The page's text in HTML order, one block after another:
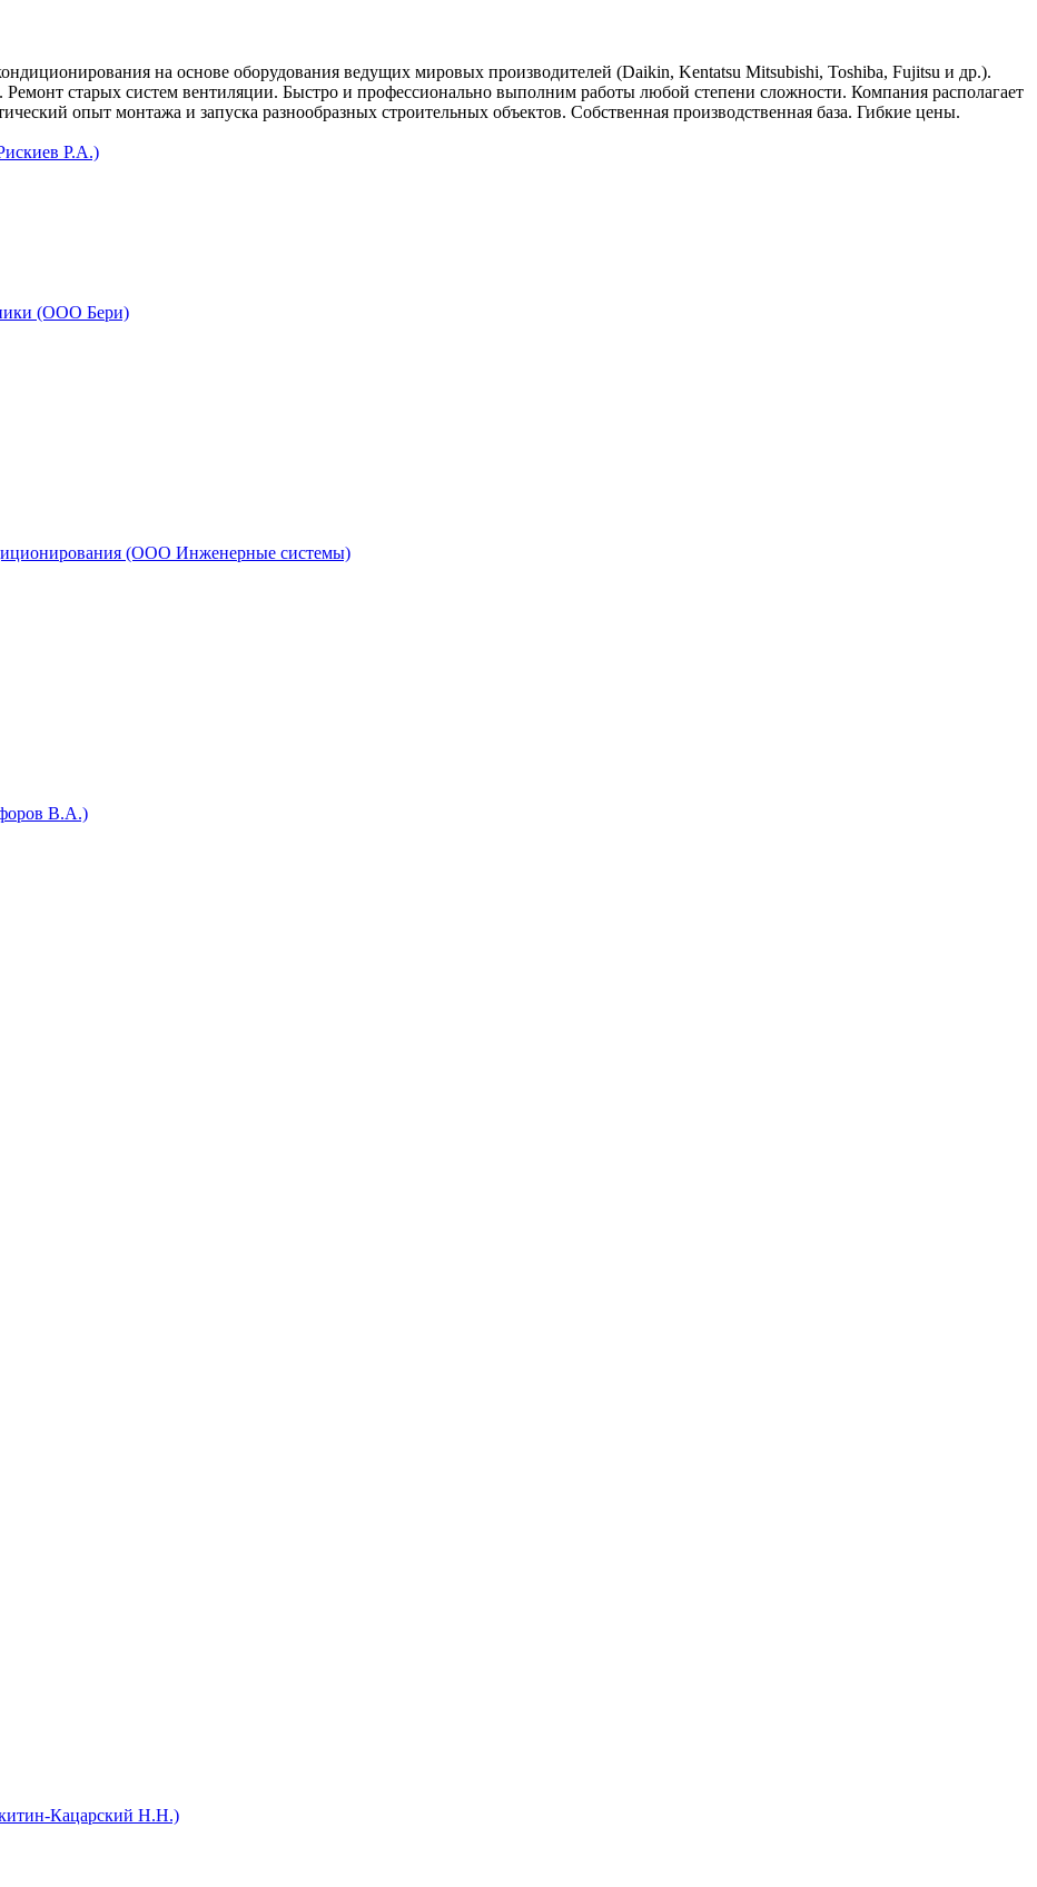
на основе оборудования ведущих мировых производителей (Daikin, Kеntatsu Mitsubishi, Toshiba, Fujitsu и др.).
старых систем вентиляции. Быстро и профессионально выполним работы любой степени сложности. Компания располагает
опыт монтажа и запуска разнообразных строительных объектов. Собственная производственная база. Гибкие цены.
Р.А.)
(ООО Бери)
(ООО Инженерные системы)
В.А.)
Кацарский Н.Н.)